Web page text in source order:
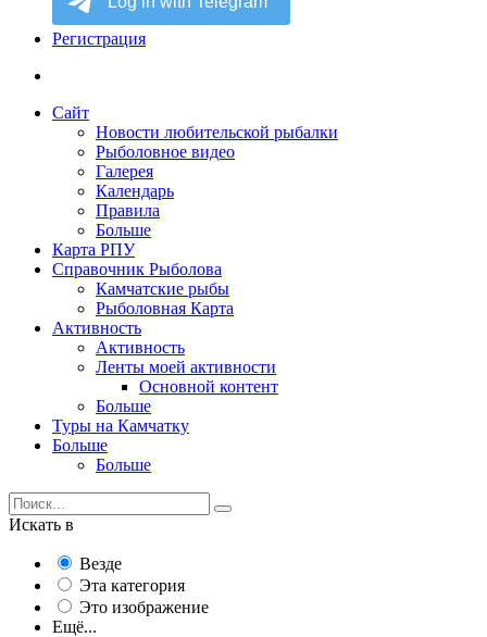
Регистрация
Сайт
Новости любительской рыбалки
Рыболовное видео
Галерея
Календарь
Правила
Больше
Карта РПУ
Справочник Рыболова
Камчатские рыбы
Рыболовная Карта
Активность
Активность
Ленты моей активности
Основной контент
Больше
Туры на Камчатку
Больше
Больше
Искать в
Везде
Эта категория
Это изображение
Ещё...